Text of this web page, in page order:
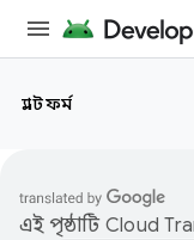
প্ল্যাটফর্ম
এই পৃষ্ঠাটি Cloud